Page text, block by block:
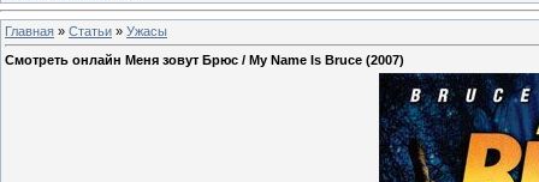
Главная » Статьи » Ужасы
Смотреть онлайн Меня зовут Брюс / My Name Is Bruce (2007)